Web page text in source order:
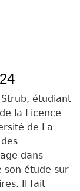
étudiant
la Licence
de La
dans
son étude sur
Il fait